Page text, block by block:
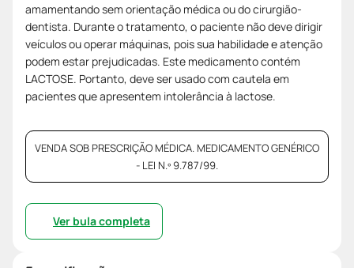
amamentando sem orientação médica ou do cirurgião-
dentista. Durante o tratamento, o paciente não deve dirigir
veículos ou operar máquinas, pois sua habilidade e atenção
podem estar prejudicadas. Este medicamento contém
LACTOSE. Portanto, deve ser usado com cautela em
pacientes que apresentem intolerância à lactose.
VENDA SOB PRESCRIÇÃO MÉDICA. MEDICAMENTO GENÉRICO
- LEI N.º 9.787/99.
Ver bula completa